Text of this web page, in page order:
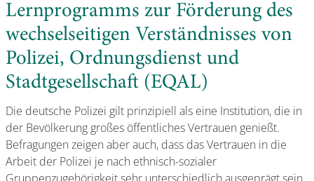
Lernprogramms zur Förderung des
wechselseitigen Verständnisses von
Polizei, Ordnungsdienst und
Stadtgesellschaft (EQAL)
Die deutsche Polizei gilt prinzipiell als eine Institution, die in
der Bevölkerung großes öffentliches Vertrauen genießt.
Befragungen zeigen aber auch, dass das Vertrauen in die
Arbeit der Polizei je nach ethnisch-sozialer